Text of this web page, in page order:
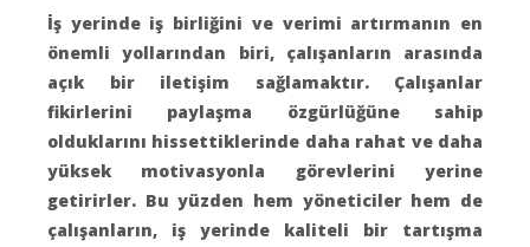
İş yerinde iş birliğini ve verimi artırmanın en
önemli yollarından biri, çalışanların arasında
açık bir iletişim sağlamaktır. Çalışanlar
fikirlerini paylaşma özgürlüğüne sahip
olduklarını hissettiklerinde daha rahat ve daha
yüksek motivasyonla görevlerini yerine
getirirler. Bu yüzden hem yöneticiler hem de
çalışanların, iş yerinde kaliteli bir tartışma